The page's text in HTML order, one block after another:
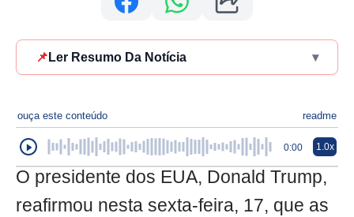
📌 Ler Resumo Da Notícia ▾
ouça este conteúdo readme
0:00 1.0x
O presidente dos EUA, Donald Trump,
reafirmou nesta sexta-feira, 17, que as